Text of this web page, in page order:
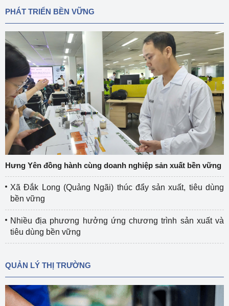
PHÁT TRIỂN BỀN VỮNG
Hưng Yên đồng hành cùng doanh nghiệp sản xuất bền vững
Xã Đắk Long (Quảng Ngãi) thúc đẩy sản xuất, tiêu dùng
bền vững
Nhiều địa phương hưởng ứng chương trình sản xuất và
tiêu dùng bền vững
QUẢN LÝ THỊ TRƯỜNG